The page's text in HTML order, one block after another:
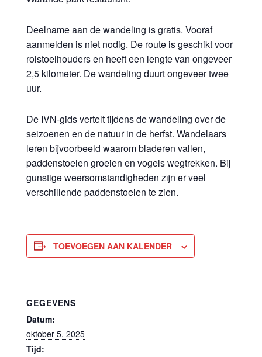
Deelname aan de wandeling is gratis. Vooraf
aanmelden is niet nodig. De route is geschikt voor
rolstoelhouders en heeft een lengte van ongeveer
2,5 kilometer. De wandeling duurt ongeveer twee
uur.
De IVN-gids vertelt tijdens de wandeling over de
seizoenen en de natuur in de herfst. Wandelaars
leren bijvoorbeeld waarom bladeren vallen,
paddenstoelen groeien en vogels wegtrekken. Bij
gunstige weersomstandigheden zijn er veel
verschillende paddenstoelen te zien.
TOEVOEGEN AAN KALENDER
GEGEVENS
Datum:
oktober 5, 2025
Tijd: